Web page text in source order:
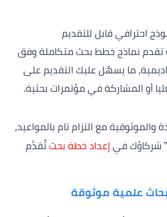
احترافي قابل للتقديم
تقدم نماذج خطط بحث متكاملة وفق
ما يسهّل عليك التقديم على
أو المشاركة في مؤتمرات بحثية.
مع التزام تام بالمواعيد،
شركاؤك في إعداد خطة بحث تُقدَّم
علمية موثوقة